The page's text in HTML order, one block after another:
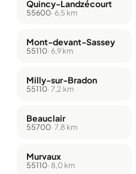
Quincy-Landzécourt
55600· 6,5 km
Mont-devant-Sassey
55110· 6,9 km
Milly-sur-Bradon
55110· 7,2 km
Beauclair
55700· 7,8 km
Murvaux
55110· 8,0 km